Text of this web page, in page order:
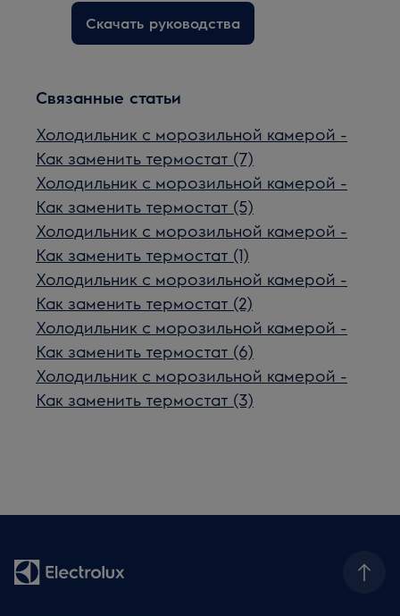
Скачать руководства
Связанные статьи
Холодильник с морозильной камерой -
Как заменить термостат (7)
Холодильник с морозильной камерой -
Как заменить термостат (5)
Холодильник с морозильной камерой -
Как заменить термостат (1)
Холодильник с морозильной камерой -
Как заменить термостат (2)
Холодильник с морозильной камерой -
Как заменить термостат (6)
Холодильник с морозильной камерой -
Как заменить термостат (3)